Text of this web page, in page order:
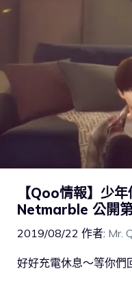
【Qoo情報】少
Netmarble 公開
2019/08/22 作者: Mr.
好好充電休息～等你們